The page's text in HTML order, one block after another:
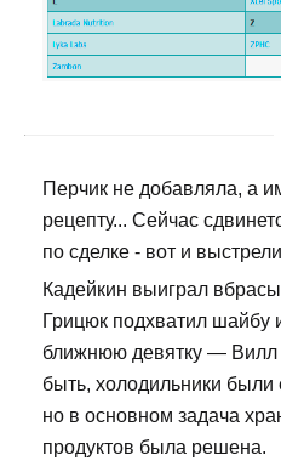
Перчик не добавляла, а
рецепту... Сейчас
по сделке - вот и
Кадейкин выиграл
Грицюк подхватил шайбу
ближнюю девятку — Вилл
быть, холодильники
но в основном задача
продуктов была решена.